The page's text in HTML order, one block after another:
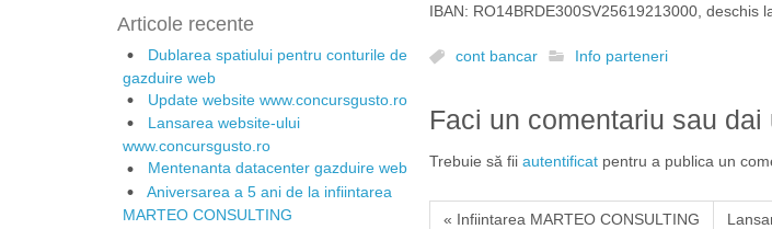
Articole recente
Dublarea spatiului pentru conturile de
gazduire web
Update website www.concursgusto.ro
Lansarea website-ului
www.concursgusto.ro
Mentenanta datacenter gazduire web
Aniversarea a 5 ani de la infiintarea
MARTEO CONSULTING
IBAN: RO14BRDE300SV25619213000, deschis
cont bancar Info parteneri
Faci un comentariu sau dai
Trebuie să fii autentificat pentru a publica un
« Infiintarea MARTEO CONSULTING